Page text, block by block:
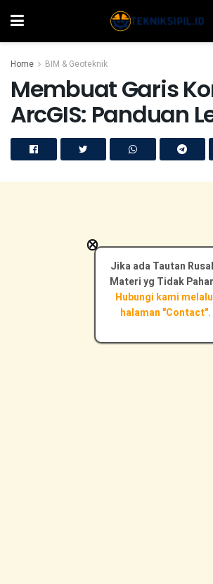
Home BIM & Geoteknik
Membuat Garis
ArcGIS: Panduan
Jika ada Tautan
Materi yg Tidak
Hubungi kami
halaman "Contact".
×